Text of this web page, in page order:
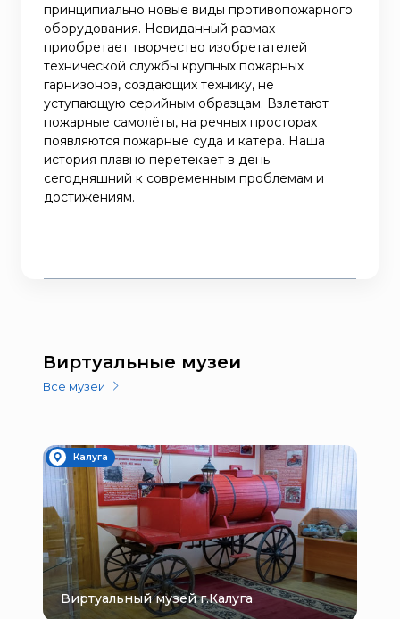
принципиально новые виды противопожарного
оборудования. Невиданный размах
приобретает творчество изобретателей
технической службы крупных пожарных
гарнизонов, создающих технику, не
уступающую серийным образцам. Взлетают
пожарные самолёты, на речных просторах
появляются пожарные суда и катера. Наша
история плавно перетекает в день
сегодняшний к современным проблемам и
достижениям.
Виртуальные музеи
Все музеи
Калуга
Виртуальный музей г.Калуга